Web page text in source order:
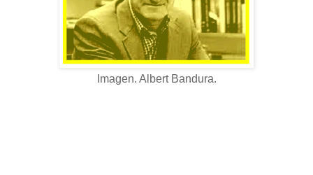
Imagen. Albert Bandura.